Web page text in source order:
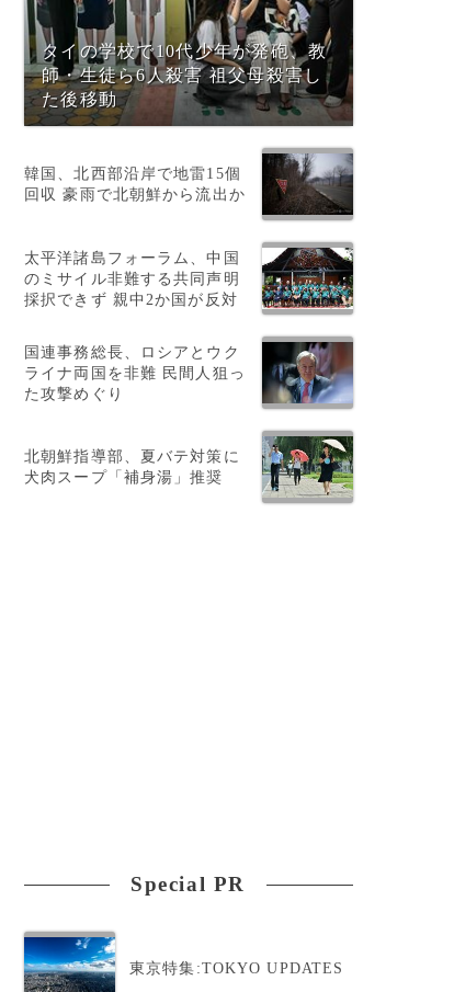
タイの学校で10代少年が発砲、教
師・生徒ら6人殺害 祖父母殺害し
た後移動
韓国、北西部沿岸で地雷15個
回収 豪雨で北朝鮮から流出か
太平洋諸島フォーラム、中国
のミサイル非難する共同声明
採択できず 親中2か国が反対
国連事務総長、ロシアとウク
ライナ両国を非難 民間人狙っ
た攻撃めぐり
北朝鮮指導部、夏バテ対策に
犬肉スープ「補身湯」推奨
Special PR
東京特集:TOKYO UPDATES